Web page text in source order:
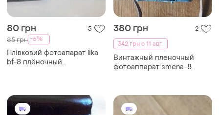
80 грн 5
85 грн -6%
Плівковий фотоапарат lika
bf-8 плёночный
380 грн
2
342 грн с 11 авг.
Винтажный пленочный
фотоаппарат smena-8